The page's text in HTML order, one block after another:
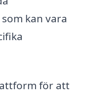
kan vara
för att